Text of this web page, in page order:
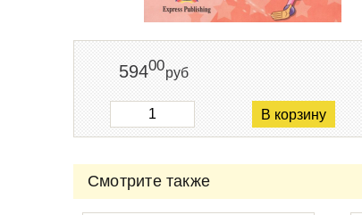
59400руб
В корзину
Смотрите также